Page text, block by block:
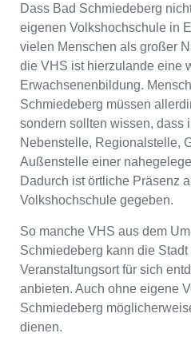
Schmiedeberg an
VHS Bad
Umgebung
VHS Bad
Telefonnummer
Online-Kurse –
Kurs an der VHS
Top-Kurse an der
Schmiedeberg
Weiterbildung in Bad
2026
Dass Bad Schmiedeberg
eigenen Volkshochschule in
vielen Menschen als großer
die VHS ist hierzulande eine
Erwachsenenbildung.
Schmiedeberg müssen
sondern sollten wissen, dass
Nebenstelle, Regionalstelle,
Außenstelle einer
Dadurch ist örtliche Präsenz
Volkshochschule gegeben.
So manche VHS aus dem
Schmiedeberg kann die
Veranstaltungsort für sich
anbieten. Auch ohne eigene
Schmiedeberg
dienen.